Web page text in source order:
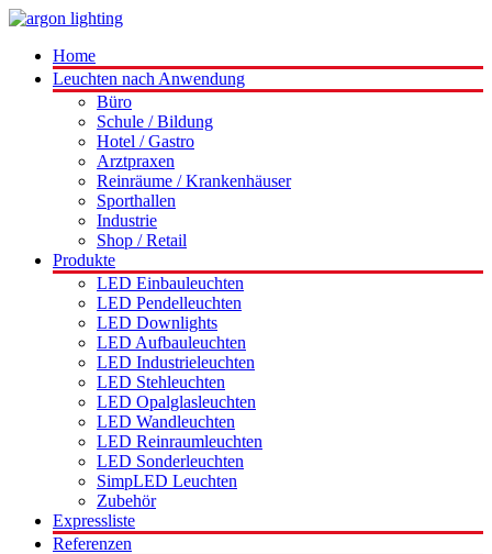
Home
Leuchten nach Anwendung
Büro
Schule / Bildung
Hotel / Gastro
Arztpraxen
Reinräume / Krankenhäuser
Sporthallen
Industrie
Shop / Retail
Produkte
LED Einbauleuchten
LED Pendelleuchten
LED Downlights
LED Aufbauleuchten
LED Industrieleuchten
LED Stehleuchten
LED Opalglasleuchten
LED Wandleuchten
LED Reinraumleuchten
LED Sonderleuchten
SimpLED Leuchten
Zubehör
Expressliste
Referenzen